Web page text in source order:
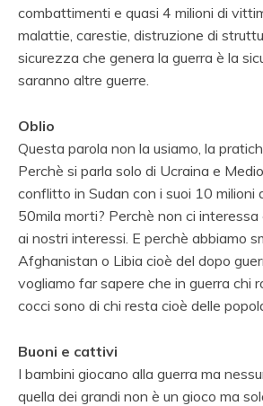
combattimenti e quasi 4 milioni di
malattie, carestie, distruzione di
sicurezza che genera la guerra è la
saranno altre guerre.
Oblio
Questa parola non la usiamo, la
Perchè si parla solo di Ucraina e
conflitto in Sudan con i suoi 10 milioni
50mila morti? Perchè non ci interessa
ai nostri interessi. E perchè abbiamo
Afghanistan o Libia cioè del dopo
vogliamo far sapere che in guerra chi
cocci sono di chi resta cioè delle
Buoni e cattivi
I bambini giocano alla guerra ma
quella dei grandi non è un gioco ma